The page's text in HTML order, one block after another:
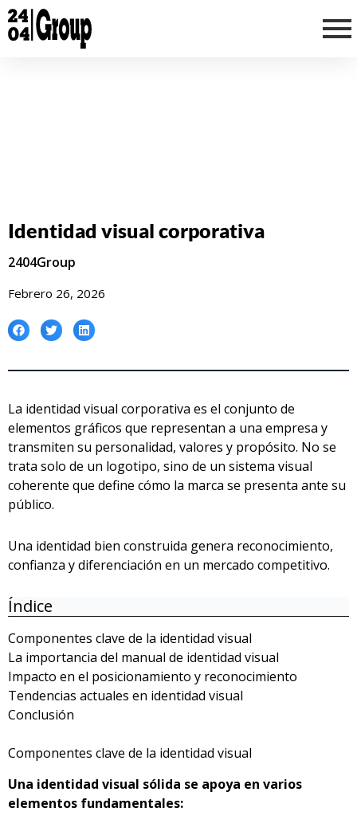
Identidad visual corporativa
2404Group
Febrero 26, 2026
La identidad visual corporativa es el conjunto de
elementos gráficos que representan a una empresa y
transmiten su personalidad, valores y propósito. No se
trata solo de un logotipo, sino de un sistema visual
coherente que define cómo la marca se presenta ante su
público.
Una identidad bien construida genera reconocimiento,
confianza y diferenciación en un mercado competitivo.
Índice
Componentes clave de la identidad visual
La importancia del manual de identidad visual
Impacto en el posicionamiento y reconocimiento
Tendencias actuales en identidad visual
Conclusión
Componentes clave de la identidad visual
Una identidad visual sólida se apoya en varios
elementos fundamentales: